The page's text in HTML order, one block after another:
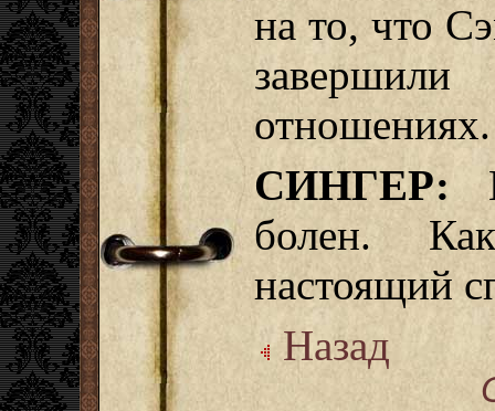
на то, что
отношениях.
СИНГЕР:
болен.
настоящий
Назад